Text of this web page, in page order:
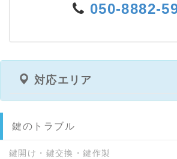
050-8882-
対応エリア
鍵のトラブル
鍵開け・鍵交換・鍵作製